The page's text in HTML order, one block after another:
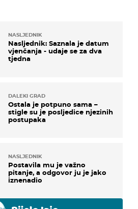
NASLJEDNIK
Nasljednik: Saznala je datum
vjenčanja - udaje se za dva
tjedna
DALEKI GRAD
Ostala je potpuno sama –
stigle su je posljedice njezinih
postupaka
NASLJEDNIK
Postavila mu je važno
pitanje, a odgovor ju je jako
iznenadio